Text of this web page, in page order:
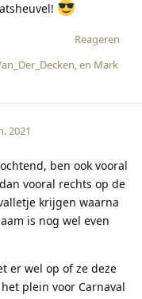
Reageren
, en Mark
2021
ben ook vooral
vooral rechts op de
krijgen waarna
is nog wel even
er wel op of ze deze
plein voor Carnaval